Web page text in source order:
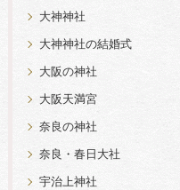
大神神社
大神神社の結婚式
大阪の神社
大阪天満宮
奈良の神社
奈良・春日大社
宇治上神社